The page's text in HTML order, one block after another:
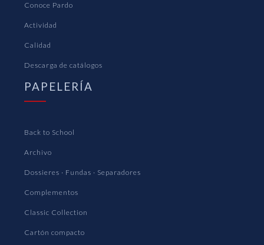
Conoce Pardo
Actividad
Calidad
Descarga de catálogos
PAPELERÍA
Back to School
Archivo
Dossieres · Fundas · Separadores
Complementos
Classic Collection
Cartón compacto